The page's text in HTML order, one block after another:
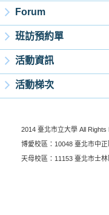
Forum
班訪預約單
活動資訊
活動梯次
2014 臺北市立大學 All
博愛校區：10048 臺北市中
天母校區：11153 臺北市士